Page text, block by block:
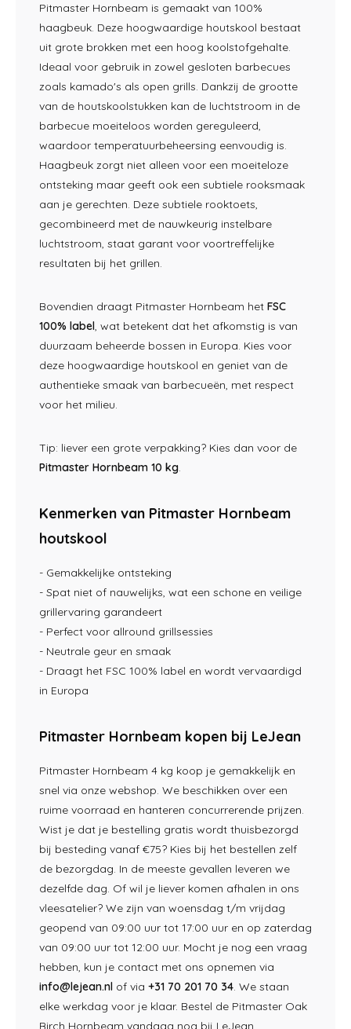
Pitmaster Hornbeam is gemaakt van 100%
haagbeuk. Deze hoogwaardige houtskool bestaat
uit grote brokken met een hoog koolstofgehalte.
Ideaal voor gebruik in zowel gesloten barbecues
zoals kamado's als open grills. Dankzij de grootte
van de houtskoolstukken kan de luchtstroom in de
barbecue moeiteloos worden gereguleerd,
waardoor temperatuurbeheersing eenvoudig is.
Haagbeuk zorgt niet alleen voor een moeiteloze
ontsteking maar geeft ook een subtiele rooksmaak
aan je gerechten. Deze subtiele rooktoets,
gecombineerd met de nauwkeurig instelbare
luchtstroom, staat garant voor voortreffelijke
resultaten bij het grillen.
Bovendien draagt Pitmaster Hornbeam het FSC
100% label, wat betekent dat het afkomstig is van
duurzaam beheerde bossen in Europa. Kies voor
deze hoogwaardige houtskool en geniet van de
authentieke smaak van barbecueën, met respect
voor het milieu.
Tip: liever een grote verpakking? Kies dan voor de
Pitmaster Hornbeam 10 kg.
Kenmerken van Pitmaster Hornbeam
houtskool
- Gemakkelijke ontsteking
- Spat niet of nauwelijks, wat een schone en veilige
grillervaring garandeert
- Perfect voor allround grillsessies
- Neutrale geur en smaak
- Draagt het FSC 100% label en wordt vervaardigd
in Europa
Pitmaster Hornbeam kopen bij LeJean
Pitmaster Hornbeam 4 kg koop je gemakkelijk en
snel via onze webshop. We beschikken over een
ruime voorraad en hanteren concurrerende prijzen.
Wist je dat je bestelling gratis wordt thuisbezorgd
bij besteding vanaf €75? Kies bij het bestellen zelf
de bezorgdag. In de meeste gevallen leveren we
dezelfde dag. Of wil je liever komen afhalen in ons
vleesatelier? We zijn van woensdag t/m vrijdag
geopend van 09:00 uur tot 17:00 uur en op zaterdag
van 09:00 uur tot 12:00 uur. Mocht je nog een vraag
hebben, kun je contact met ons opnemen via
info@lejean.nl of via +31 70 201 70 34. We staan
elke werkdag voor je klaar. Bestel de Pitmaster Oak
Birch Hornbeam vandaag nog bij LeJean.